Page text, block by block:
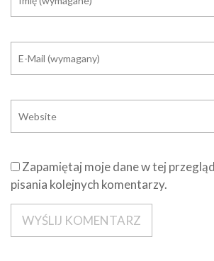
Zapamiętaj moje dane w tej
pisania kolejnych komentarzy.